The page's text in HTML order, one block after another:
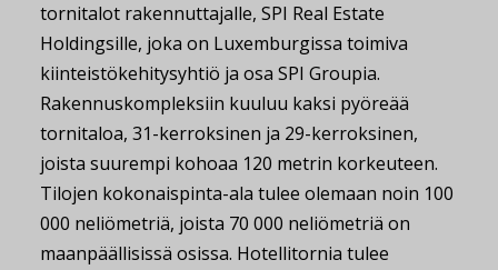
tornitalot rakennuttajalle, SPI Real Estate
Holdingsille, joka on Luxemburgissa toimiva
kiinteistökehitysyhtiö ja osa SPI Groupia.
Rakennuskompleksiin kuuluu kaksi pyöreää
tornitaloa, 31-kerroksinen ja 29-kerroksinen,
joista suurempi kohoaa 120 metrin korkeuteen.
Tilojen kokonaispinta-ala tulee olemaan noin 100
000 neliömetriä, joista 70 000 neliömetriä on
maanpäällisissä osissa. Hotellitornia tulee